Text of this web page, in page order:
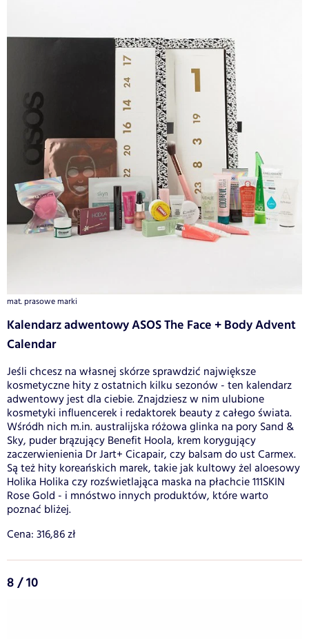
mat. prasowe marki
Kalendarz adwentowy ASOS The Face + Body Advent
Calendar
Jeśli chcesz na własnej skórze sprawdzić największe
kosmetyczne hity z ostatnich kilku sezonów - ten kalendarz
adwentowy jest dla ciebie. Znajdziesz w nim ulubione
kosmetyki influencerek i redaktorek beauty z całego świata.
Wśródh nich m.in. australijska różowa glinka na pory Sand &
Sky, puder brązujący Benefit Hoola, krem korygujący
zaczerwienienia Dr Jart+ Cicapair, czy balsam do ust Carmex.
Są też hity koreańskich marek, takie jak kultowy żel aloesowy
Holika Holika czy rozświetlająca maska na płachcie 111SKIN
Rose Gold - i mnóstwo innych produktów, które warto
poznać bliżej.
Cena: 316,86 zł
8 / 10